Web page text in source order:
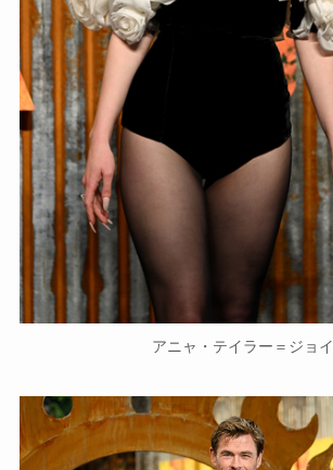
アニャ・テイラー＝ジョイ